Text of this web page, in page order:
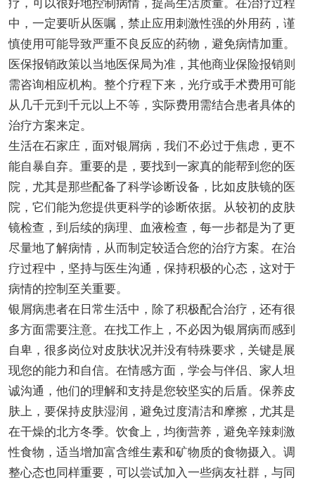
疗，可以很好地控制病情，提高生活质量。在治疗过程
中，一定要听从医嘱，禁止应用刺激性强的外用药，谨
慎使用可能导致严重不良反应的药物，避免病情加重。
医保报销政策以当地医保局为准，其他商业保险报销则
需咨询相应机构。整个疗程下来，光疗或手术费用可能
从几千元到千元以上不等，实际费用需结合患者具体的
治疗方案来定。
生活在石家庄，面对银屑病，我们不必过于焦虑，更不
能自暴自弃。重要的是，要找到一家真的能帮到您的医
院，尤其是那些配备了科学诊断设备，比如皮肤镜的医
院，它们能为您提供更科学的诊断依据。从较初的皮肤
镜检查，到后续的病理、血液检查，每一步都是为了更
尽量地了解病情，从而制定较适合您的治疗方案。在治
疗过程中，坚持与医生沟通，保持积极的心态，这对于
病情的控制至关重要。
银屑病患者在日常生活中，除了积极配合治疗，还有很
多方面需要注意。在找工作上，不必因为银屑病而感到
自卑，很多岗位对皮肤状况并没有特殊要求，关键是展
现您的能力和自信。在情感方面，学会与伴侣、家人坦
诚沟通，他们的理解和支持是您较坚实的后盾。保养皮
肤上，要保持皮肤湿润，避免过度清洁和摩擦，尤其是
在干燥的北方冬季。饮食上，均衡营养，避免辛辣刺激
性食物，适当增加富含维生素和矿物质的食物摄入。调
整心态也同样重要，可以尝试加入一些病友社群，与同